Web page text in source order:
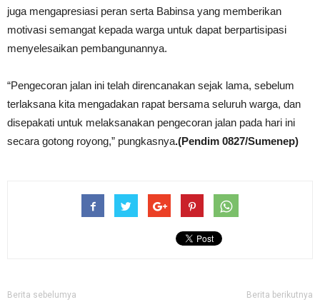
juga mengapresiasi peran serta Babinsa yang memberikan
motivasi semangat kepada warga untuk dapat berpartisipasi
menyelesaikan pembangunannya.
“Pengecoran jalan ini telah direncanakan sejak lama, sebelum
terlaksana kita mengadakan rapat bersama seluruh warga, dan
disepakati untuk melaksanakan pengecoran jalan pada hari ini
secara gotong royong,” pungkasnya.(Pendim 0827/Sumenep)
Berita sebelumya Berita berikutnya